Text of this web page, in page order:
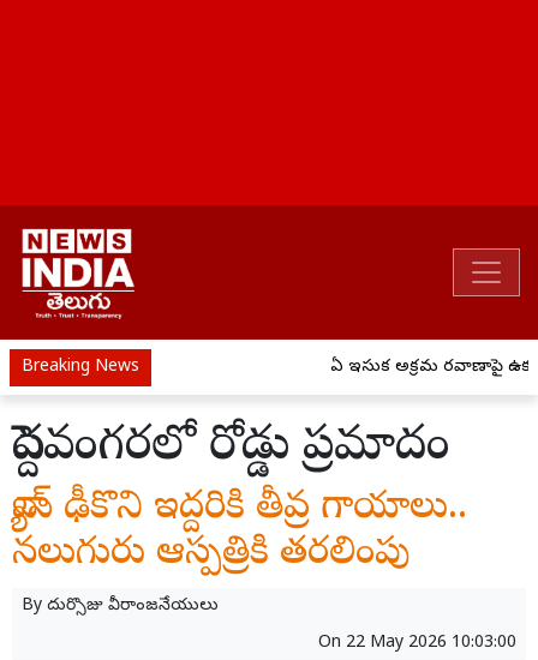
Breaking News ఏపీ ఇసుక అక్రమ రవాణాపై
పెద్దవంగరలో రోడ్డు ప్రమాదం
వ్యాన్ ఢీకొని ఇద్దరికి తీవ్ర గాయాలు..
నలుగురు ఆస్పత్రికి తరలింపు
By దుర్సొజు వీరాంజనేయులు
On 22 May 2026 10:03:00